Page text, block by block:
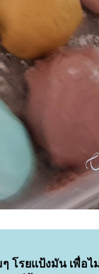
โรยแป้งมัน เพื่อ